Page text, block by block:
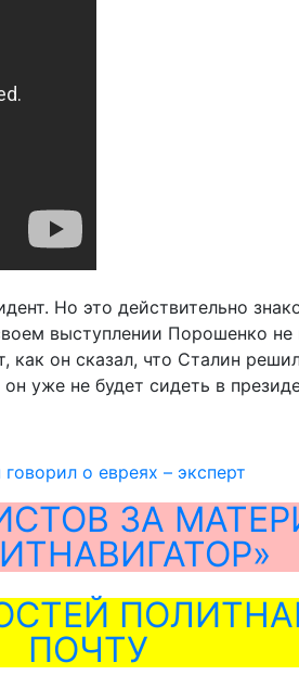
Но это действительно
выступлении Порошенко не
он сказал, что Сталин
уже не будет сидеть в
о евреях – эксперт
ЗА
ПОЧТУ